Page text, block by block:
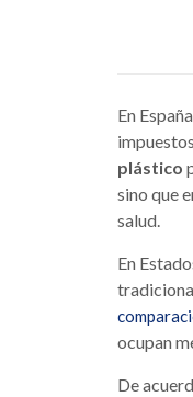
En
plástico
sino que
salud.
En
ocupan
De